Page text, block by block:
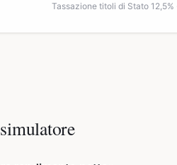
Tassazione titoli di Stato